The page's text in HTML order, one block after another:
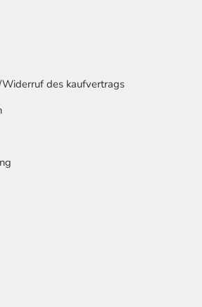
des kaufvertrags